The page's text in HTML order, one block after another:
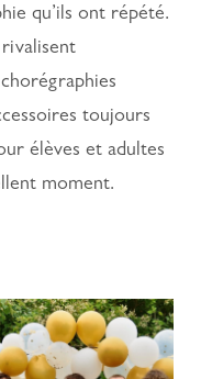
qu’ils ont répété.
toujours
élèves et adultes
moment.